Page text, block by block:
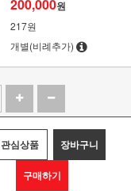
200,000원
217원
개별(비례추가)
관심상품 장바구니
구매하기